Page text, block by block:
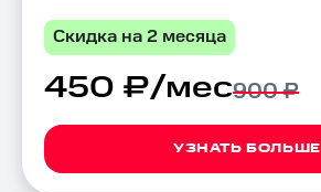
Скидка на 2 месяца
450 ₽/мес900 ₽
УЗНАТЬ БОЛЬШЕ